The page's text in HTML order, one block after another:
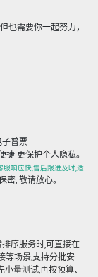
也需要你一起努力，
子普票
-更保护个人隐私。
响应快,售后跟进及时,适
, 敬请放心。
序服务时,可直接在
等场景,支持分批安
量测试,再按预算、